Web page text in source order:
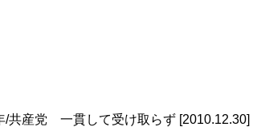
/共産党 一貫して受け取らず [2010.12.30]